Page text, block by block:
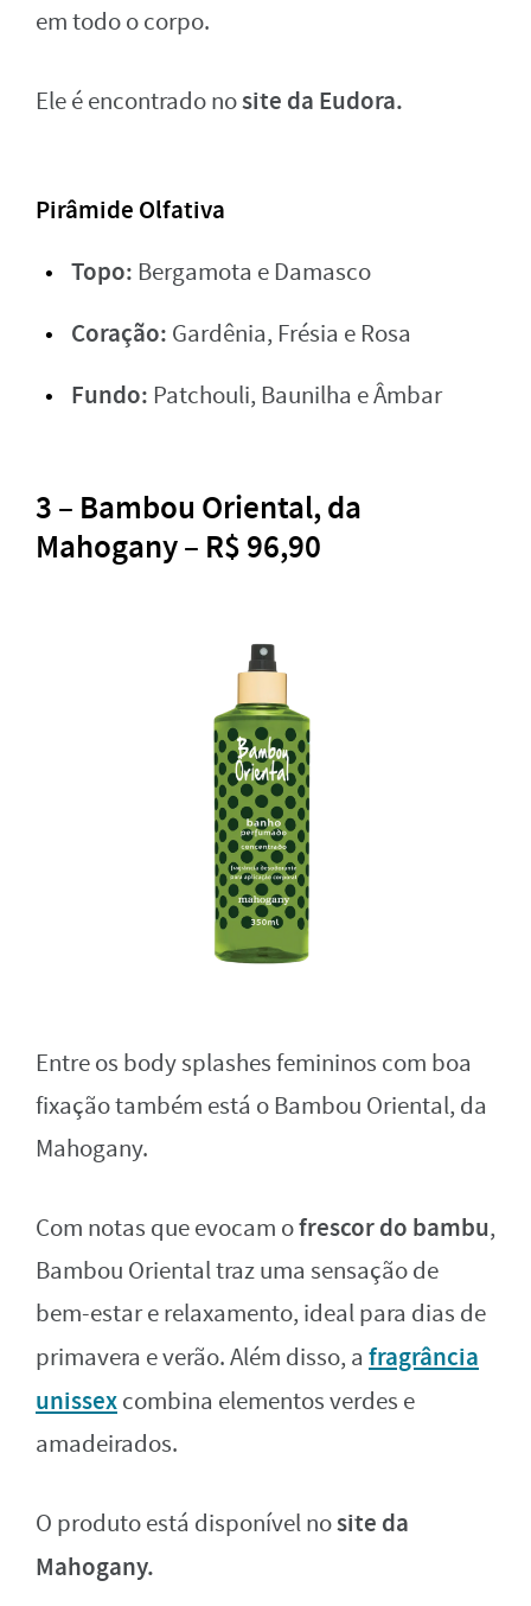
em todo o corpo.
Ele é encontrado nosite da Eudora.
Pirâmide Olfativa
Topo: Bergamota e Damasco
Coração: Gardênia, Frésia e Rosa
Fundo: Patchouli, Baunilha e Âmbar
3 – Bambou Oriental, da
Mahogany – R$ 96,90
Entre os body splashes femininos com boa
fixação também está o Bambou Oriental, da
Mahogany.
Com notas que evocam ofrescor do bambu,
Bambou Oriental traz uma sensação de
bem-estar e relaxamento, ideal para dias de
primavera e verão. Além disso, a fragrância
unissexcombina elementos verdes e
amadeirados.
O produto está disponível nosite da
Mahogany.